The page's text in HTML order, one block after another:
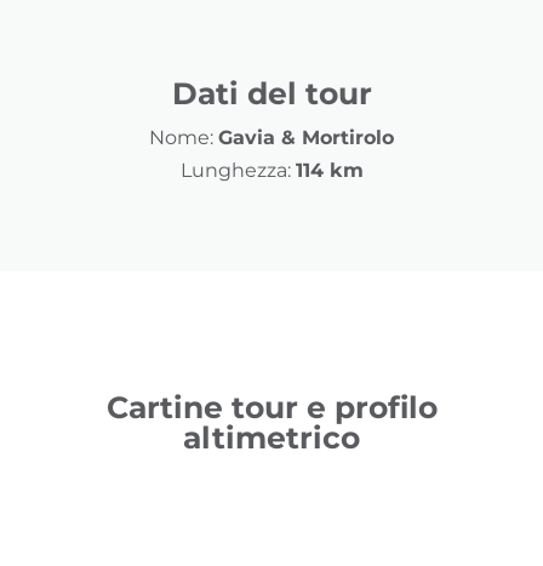
Dati del tour
Nome: Gavia & Mortirolo
Lunghezza: 114 km
Cartine tour e profilo
altimetrico